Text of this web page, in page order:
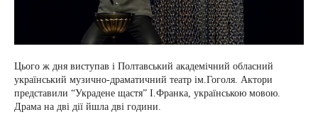
Цього ж дня виступав і Полтавський академічний обласний
український музично-драматичний театр ім.Гоголя. Актори
представили “Украдене щастя” І.Франка, українською мовою.
Драма на дві дії йшла дві години.